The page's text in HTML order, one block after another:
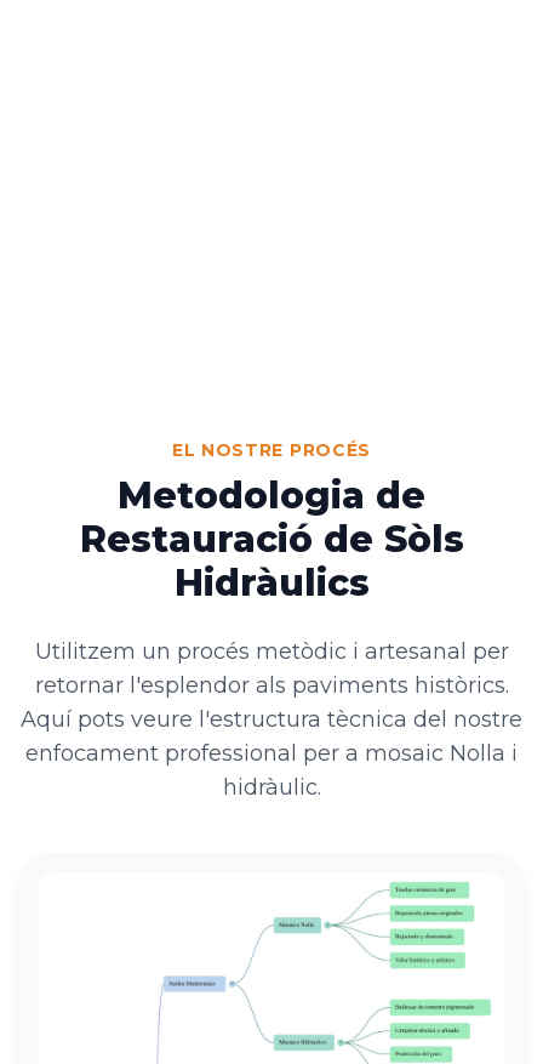
EL NOSTRE PROCÉS
Metodologia de
Restauració de Sòls
Hidràulics
Utilitzem un procés metòdic i artesanal per
retornar l'esplendor als paviments històrics.
Aquí pots veure l'estructura tècnica del nostre
enfocament professional per a mosaic Nolla i
hidràulic.